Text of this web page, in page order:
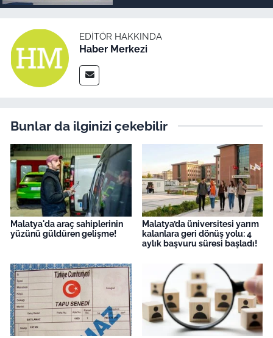
EDITÖR HAKKINDA
Haber Merkezi
Bunlar da ilginizi çekebilir
Malatya'da araç sahiplerinin
yüzünü güldüren gelişme!
Malatya’da üniversitesi yarım
kalanlara geri dönüş yolu: 4
aylık başvuru süresi başladı!